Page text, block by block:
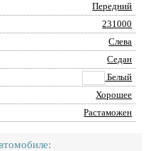
Передний
231000
Слева
Седан
Белый
Хорошее
Растаможен